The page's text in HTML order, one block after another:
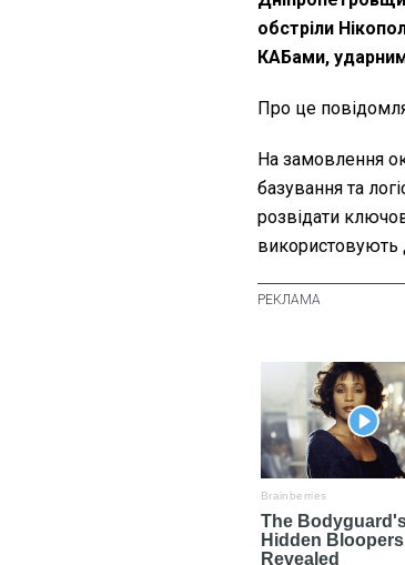
обстріли
КАБами,
Про це
На замовлення
базування та
розвідати
використовують